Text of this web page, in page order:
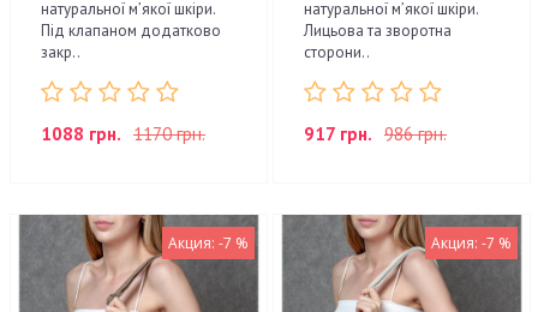
натуральної м’якої шкіри.
Під клапаном додатково
закр..
1088 грн. 1170 грн.
натуральної м’якої шкіри.
Лицьова та зворотна
сторони..
917 грн. 986 грн.
Акция: -7 % Акция: -7 %